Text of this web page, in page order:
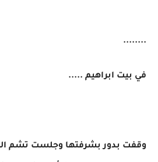
........
في بيت ابراهيم .....
وقفت بدور بشرفتها وجلست تشم